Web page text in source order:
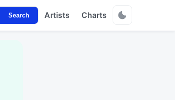
Search Artists Charts